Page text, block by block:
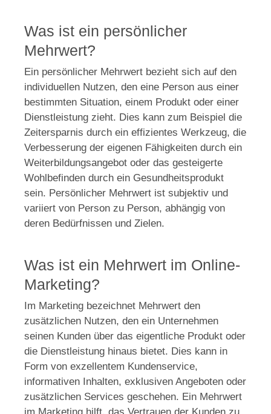
Was ist ein persönlicher
Mehrwert?
Ein persönlicher Mehrwert bezieht sich auf den
individuellen Nutzen, den eine Person aus einer
bestimmten Situation, einem Produkt oder einer
Dienstleistung zieht. Dies kann zum Beispiel die
Zeitersparnis durch ein effizientes Werkzeug, die
Verbesserung der eigenen Fähigkeiten durch ein
Weiterbildungsangebot oder das gesteigerte
Wohlbefinden durch ein Gesundheitsprodukt
sein. Persönlicher Mehrwert ist subjektiv und
variiert von Person zu Person, abhängig von
deren Bedürfnissen und Zielen.
Was ist ein Mehrwert im Online-
Marketing?
Im Marketing bezeichnet Mehrwert den
zusätzlichen Nutzen, den ein Unternehmen
seinen Kunden über das eigentliche Produkt oder
die Dienstleistung hinaus bietet. Dies kann in
Form von exzellentem Kundenservice,
informativen Inhalten, exklusiven Angeboten oder
zusätzlichen Services geschehen. Ein Mehrwert